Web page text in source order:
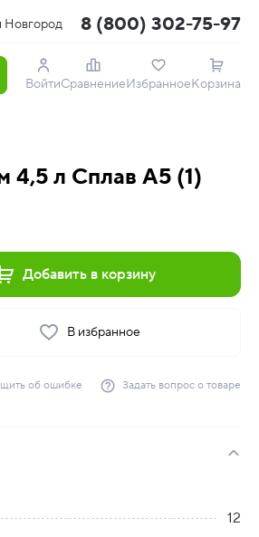
8 (800) 302-75-97
ВойтиСравнениеИзбранноеКорзина
4,5 л Сплав А5 (1)
Добавить в корзину
В избранное
об ошибке Задать вопрос о товаре
12